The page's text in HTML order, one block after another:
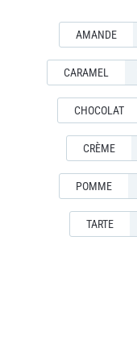
AMANDE
CARAMEL
CHOCOLAT
CRÈME
POMME
TARTE